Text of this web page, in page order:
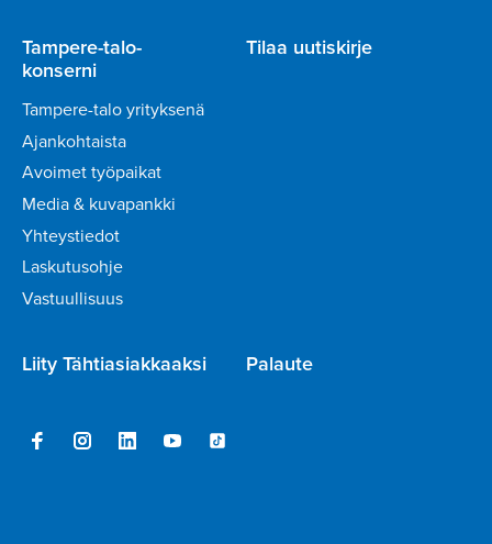
Tampere-talo-
konserni
Tampere-talo yrityksenä
Ajankohtaista
Avoimet työpaikat
Media & kuvapankki
Yhteystiedot
Laskutusohje
Vastuullisuus
Tilaa uutiskirje
Liity Tähtiasiakkaaksi Palaute